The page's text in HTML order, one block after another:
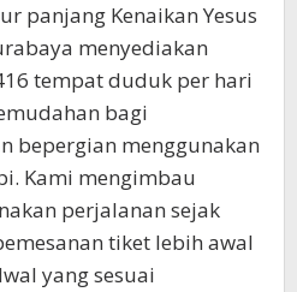
panjang Kenaikan Yesus
menyediakan
tempat duduk per hari
bagi
bepergian menggunakan
Kami mengimbau
perjalanan sejak
tiket lebih awal
yang sesuai